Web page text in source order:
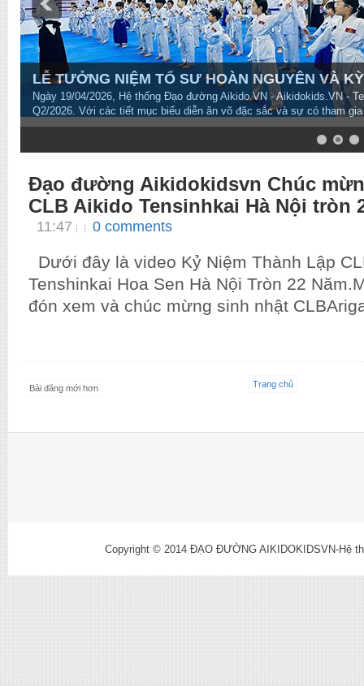
LỄ TƯỞNG NIỆM TỔ SƯ HOÀN NGUYÊN VÀ
Ngày 19/04/2026, Hệ thống Đạo đường Aikido.VN - Aikidokids.VN -
Q2/2026. Với các tiết mục biểu diễn ân võ đặc sắc và sự có tham
Đạo đường Aikidokidsvn Chúc
CLB Aikido Tensinhkai Hà Nội tròn
11:47 0 comments
Dưới đây là video Kỷ Niệm Thành Lập
Tenshinkai Hoa Sen Hà Nội Tròn 22
đón xem và chúc mừng sinh nhật
Bài đăng mới hơn Trang chủ
Copyright © 2014 ĐẠO ĐƯỜNG AIKIDOKIDSVN-Hệ